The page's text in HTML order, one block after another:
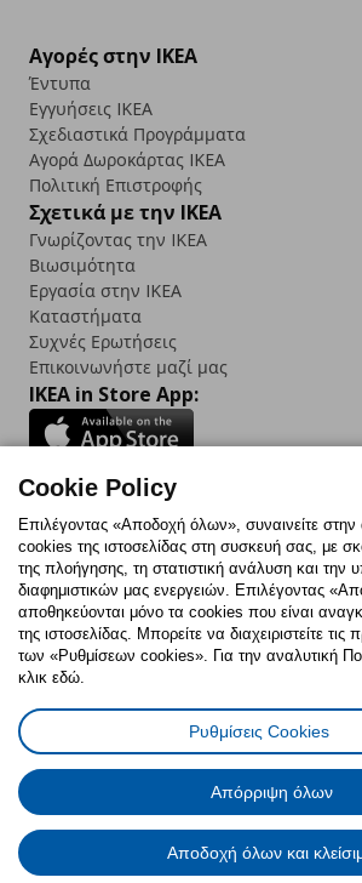
Αγορές στην IKEA
Έντυπα
Εγγυήσεις IKEA
Σχεδιαστικά Προγράμματα
Αγορά Δωρoκάρτας IKEA
Πολιτική Επιστροφής
Σχετικά με την IKEA
Γνωρίζοντας την IKEA
Βιωσιμότητα
Εργασία στην IKEA
Καταστήματα
Συχνές Ερωτήσεις
Επικοινωνήστε μαζί μας
IKEA in Store App:
Follow us:
FacebookInstagram
TikTokYoutubePinterestTwitter
Πολιτική CookiesΔήλωση ψηφιακής
Ρυθμίσεις cookiesΌροι
Γενική Πολιτική Προσωπικών
Πολιτική Προσωπικών Δεδομένων
Κώδικας Καταναλωτικής
Cookie Policy
Επιλέγοντας «Αποδοχή όλων», συναινείτε
cookies της ιστοσελίδας στη συσκευή σας, με
της πλοήγησης, τη στατιστική ανάλυση και την
διαφημιστικών μας ενεργειών. Επιλέγοντας
αποθηκεύονται μόνο τα cookies που είναι
της ιστοσελίδας. Μπορείτε να διαχειριστείτε
των «Ρυθμίσεων cookies». Για την αναλυτική
κλικ εδώ.
Ρυθμίσεις Cookies
Απόρριψη όλων
Αποδοχή όλων και